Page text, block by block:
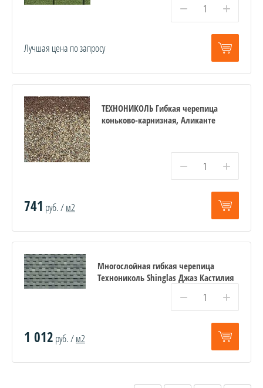
− +
Лучшая цена по запросу
ТЕХНОНИКОЛЬ Гибкая черепица
коньково-карнизная, Аликанте
− +
741 руб. /м2
Многослойная гибкая черепица
Технониколь Shinglas Джаз Кастилия
− +
1 012 руб. /м2